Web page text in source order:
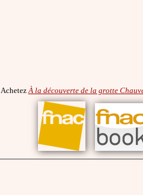
AchetezÀ la découverte de la grotte